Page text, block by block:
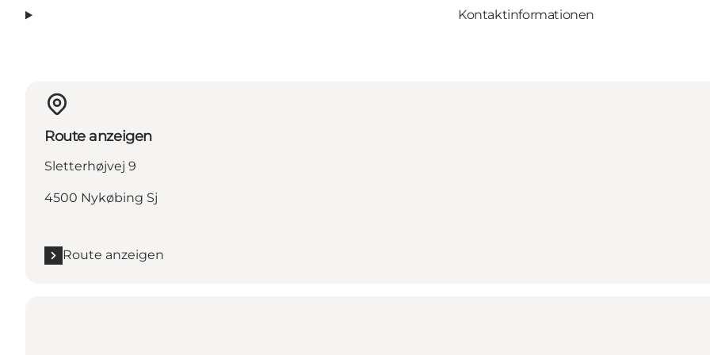
Kontaktinformationen
Route anzeigen
Sletterhøjvej 9
4500 Nykøbing Sj
Route anzeigen